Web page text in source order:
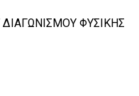
ΦΥΣΙΚΗΣ